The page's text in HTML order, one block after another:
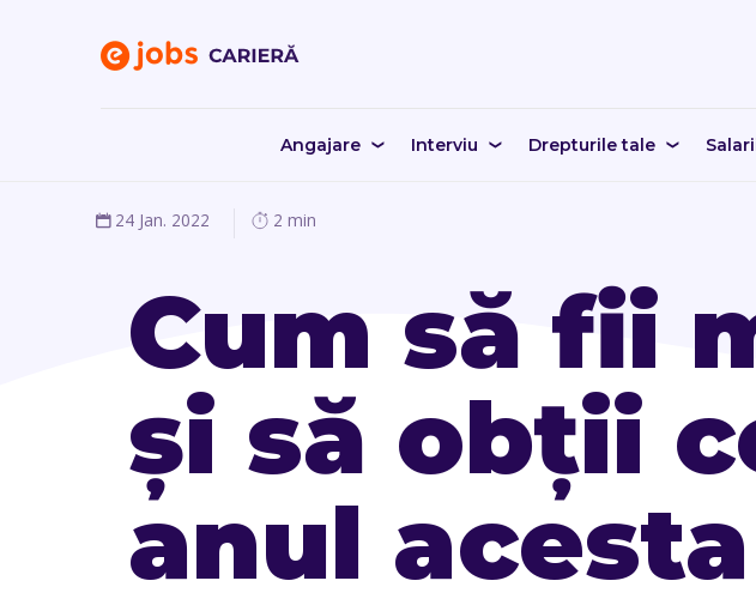
Angajare Interviu Drepturile tale
24 Jan. 2022 2 min
Cum să fii
și să obții
anul